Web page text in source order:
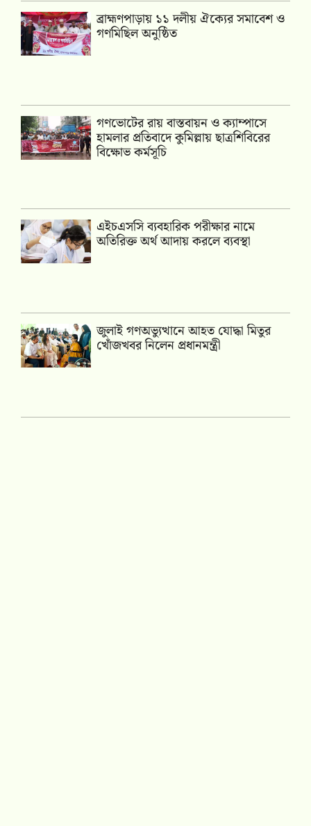
‎ব্রাহ্মণপাড়ায় ১১ দলীয় ঐক্যের সমাবেশ ও
গণমিছিল অনুষ্ঠিত
গণভোটের রায় বাস্তবায়ন ও ক্যাম্পাসে
হামলার প্রতিবাদে কুমিল্লায় ছাত্রশিবিরের
বিক্ষোভ কর্মসূচি
এইচএসসি ব্যবহারিক পরীক্ষার নামে
অতিরিক্ত অর্থ আদায় করলে ব্যবস্থা
জুলাই গণঅভ্যুত্থানে আহত যোদ্ধা মিতুর
খোঁজখবর নিলেন প্রধানমন্ত্রী